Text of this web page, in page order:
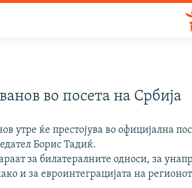
во посета на Србија
утре ќе престојува во официјална
Борис Тадиќ.
за билатералните односи, за
и за евроинтеграцијата на